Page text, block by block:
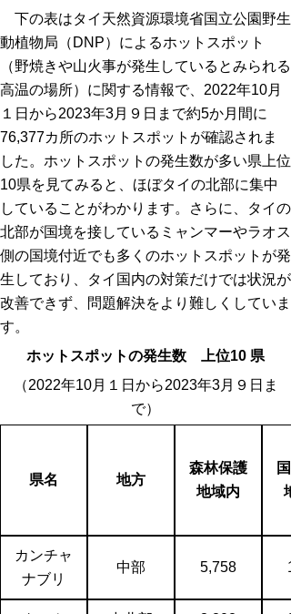
下の表はタイ天然資源環境省国立公園野生
動植物局（DNP）によるホットスポット
（野焼きや山火事が発生しているとみられる
高温の場所）に関する情報で、2022年10月
１日から2023年3月９日まで約5か月間に
76,377カ所のホットスポットが確認されま
した。ホットスポットの発生数が多い県上位
10県を見てみると、ほぼタイの北部に集中
していることがわかります。さらに、タイの
北部が国境を接しているミャンマーやラオス
側の国境付近でも多くのホットスポットが発
生しており、タイ国内の対策だけでは状況が
改善できず、問題解決をより難しくしていま
す。
ホットスポットの発生数 上位10 県
（2022年10月１日から2023年3月９日ま
で）
県名 地方
森林保護
地域内
カンチャ
ナブリ
中部 5,758